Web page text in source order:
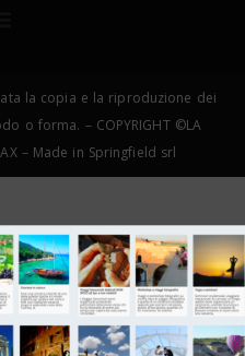
la copia e la riproduzione dei
o forma. – COPYRIGHT ©LA
– Made in Springfield srl